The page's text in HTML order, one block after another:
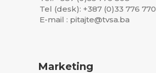
Tel (desk): +387 (0)33 776 770
E-mail : pitajte@tvsa.ba
Marketing